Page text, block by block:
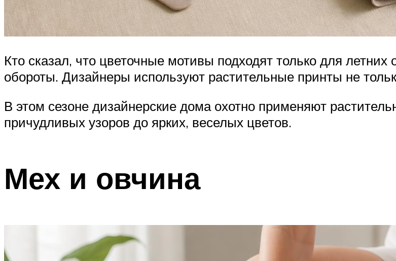
Кто сказал, что цветочные мотивы подходят только для
обороты. Дизайнеры используют растительные принты не
В этом сезоне дизайнерские дома охотно применяют
причудливых узоров до ярких, веселых цветов.
Мех и овчина